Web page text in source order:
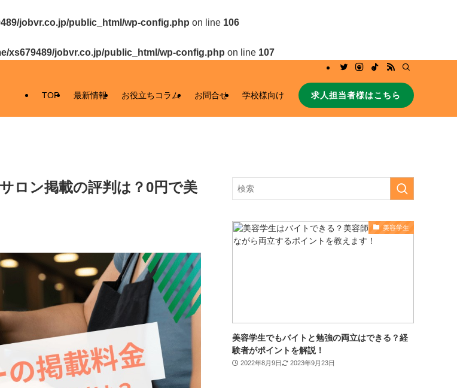
jobvr.co.jp/public_html/wp-config.php on line 106
xs679489/jobvr.co.jp/public_html/wp-config.php on line 107
TOP 最新情報 お役立ちコラム お問合せ 学校様向け 求人担当者様はこちら
ロン掲載の評判は？0円で美
美容学生
美容学生でもバイトと勉強の両立はできる？経
験者がポイントを解説！
2022年8月9日 2023年9月23日